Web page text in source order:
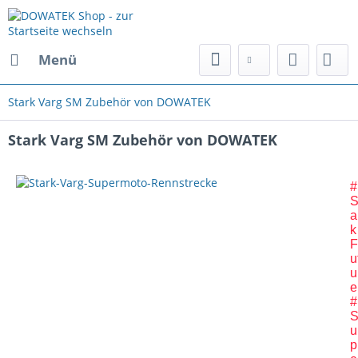
Menü
Stark Varg SM Zubehör von DOWATEK
Stark Varg SM Zubehör von DOWATEK
#
k
F
e
#
S
u
p